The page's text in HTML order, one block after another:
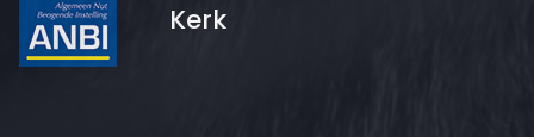
Kerk